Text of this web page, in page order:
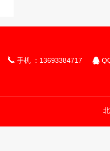
 手机 ：13693384717 